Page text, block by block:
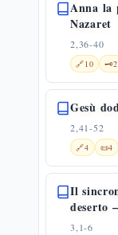
Anna la
Nazaret
2,36-40
🔗10 🗝️
Gesù
2,41-52
🔗4 📜4
Il
deserto
3,1-6